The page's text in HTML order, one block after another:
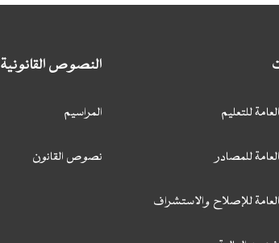
النصوص القانونية
المراسيم
نصوص القانون
للتعليم
للمصادر
العامة للإصلاح والاستشراف